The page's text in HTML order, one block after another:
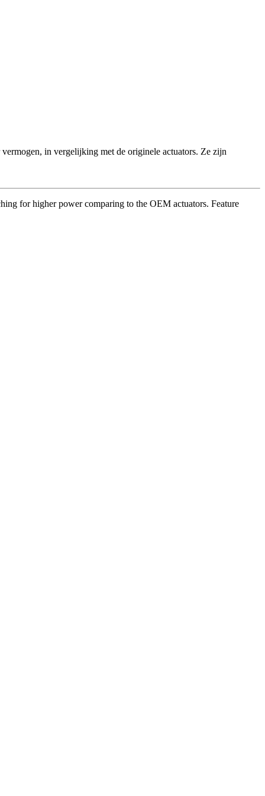
in vergelijking met de originele actuators. Ze zijn
for higher power comparing to the OEM actuators. Feature